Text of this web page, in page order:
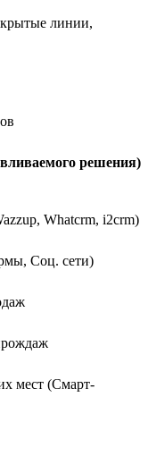
линии,
решения)
Whatcrm, i2crm)
Соц. сети)
мест (Смарт-